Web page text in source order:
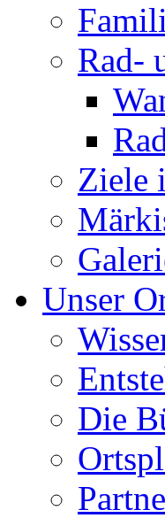
Rad-
Ziele
Unser
Die